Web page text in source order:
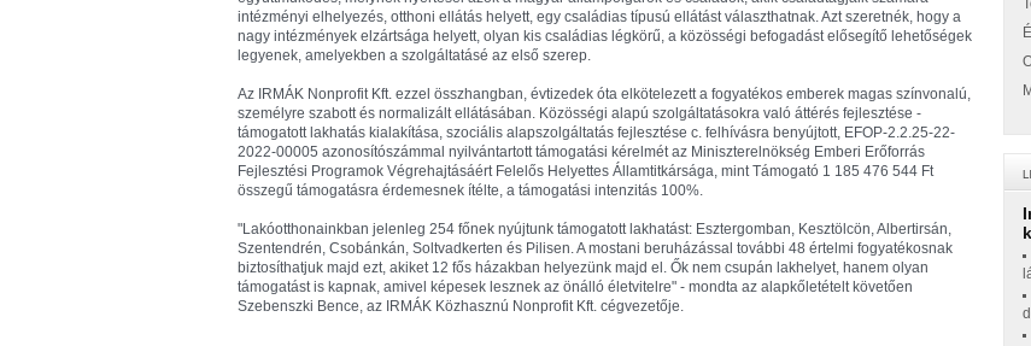
intézményi elhelyezés, otthoni ellátás helyett, egy családias típusú ellátást választhatnak. Azt szeretnék, hogy a
nagy intézmények elzártsága helyett, olyan kis családias légkörű, a közösségi befogadást elősegítő lehetőségek
legyenek, amelyekben a szolgáltatásé az első szerep.
Az IRMÁK Nonprofit Kft. ezzel összhangban, évtizedek óta elkötelezett a fogyatékos emberek magas színvonalú,
személyre szabott és normalizált ellátásában. Közösségi alapú szolgáltatásokra való áttérés fejlesztése -
támogatott lakhatás kialakítása, szociális alapszolgáltatás fejlesztése c. felhívásra benyújtott, EFOP-2.2.25-22-
2022-00005 azonosítószámmal nyilvántartott támogatási kérelmét az Miniszterelnökség Emberi Erőforrás
Fejlesztési Programok Végrehajtásáért Felelős Helyettes Államtitkársága, mint Támogató 1 185 476 544 Ft
összegű támogatásra érdemesnek ítélte, a támogatási intenzitás 100%.
"Lakóotthonainkban jelenleg 254 főnek nyújtunk támogatott lakhatást: Esztergomban, Kesztölcön, Albertirsán,
Szentendrén, Csobánkán, Soltvadkerten és Pilisen. A mostani beruházással további 48 értelmi fogyatékosnak
biztosíthatjuk majd ezt, akiket 12 fős házakban helyezünk majd el. Ők nem csupán lakhelyet, hanem olyan
támogatást is kapnak, amivel képesek lesznek az önálló életvitelre" - mondta az alapkőletételt követően
Szebenszki Bence, az IRMÁK Közhasznú Nonprofit Kft. cégvezetője.